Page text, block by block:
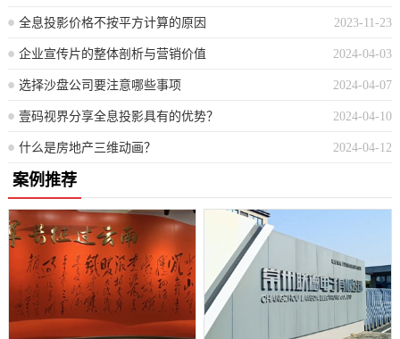
2023-11-23
全息投影价格不按平方计算的原因
2024-04-03
企业宣传片的整体剖析与营销价值
2024-04-07
选择沙盘公司要注意哪些事项
2024-04-10
壹码视界分享全息投影具有的优势？
2024-04-12
什么是房地产三维动画？
案例推荐